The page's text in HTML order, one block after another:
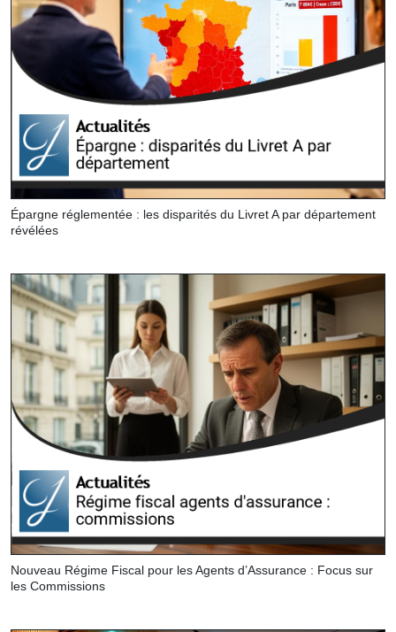
Épargne réglementée : les disparités du Livret A par département
révélées
Nouveau Régime Fiscal pour les Agents d’Assurance : Focus sur
les Commissions